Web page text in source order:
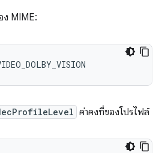
ง MIME:
ค่าคงที่ของโปรไฟล์